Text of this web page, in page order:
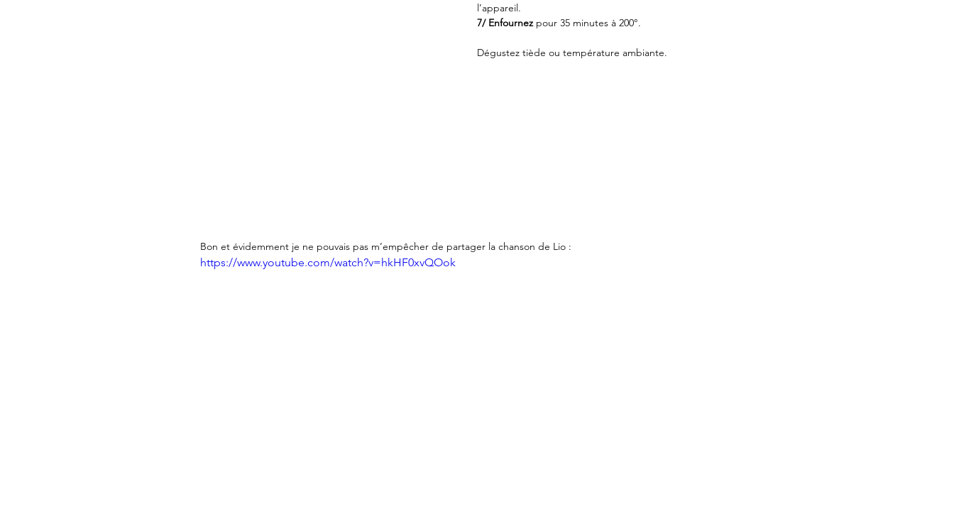
l’appareil.
7/ Enfournez pour 35 minutes à 200°.
Dégustez tiède ou température ambiante.
Bon et évidemment je ne pouvais pas m’empêcher de partager la chanson de Lio :
https://www.youtube.com/watch?v=hkHF0xvQOok